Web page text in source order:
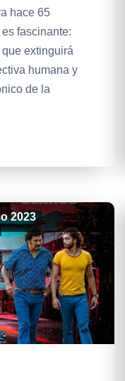
hace 65
fascinante:
extinguirá
humana y
de la
2023